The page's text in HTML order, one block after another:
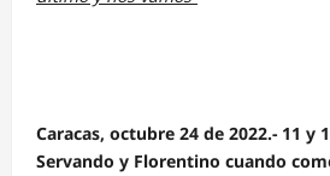
Caracas, octubre 24 de 2022.- 11 y
Servando y Florentino cuando